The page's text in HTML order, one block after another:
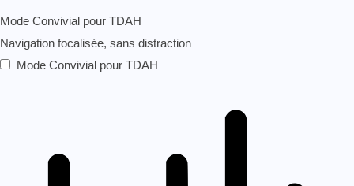
Mode Convivial pour TDAH
Navigation focalisée, sans distraction
Mode Convivial pour TDAH